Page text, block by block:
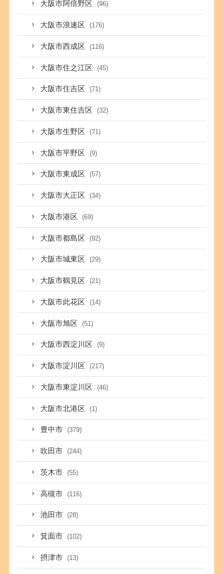
大阪市阿倍野区 (96)
大阪市浪速区 (176)
大阪市西成区 (116)
大阪市住之江区 (45)
大阪市住吉区 (71)
大阪市東住吉区 (32)
大阪市生野区 (71)
大阪市平野区 (9)
大阪市東成区 (57)
大阪市大正区 (34)
大阪市港区 (69)
大阪市都島区 (92)
大阪市城東区 (29)
大阪市鶴見区 (21)
大阪市此花区 (14)
大阪市旭区 (51)
大阪市西淀川区 (9)
大阪市淀川区 (217)
大阪市東淀川区 (46)
大阪市北港区 (1)
豊中市 (379)
吹田市 (244)
茨木市 (55)
高槻市 (116)
池田市 (28)
箕面市 (102)
摂津市 (13)